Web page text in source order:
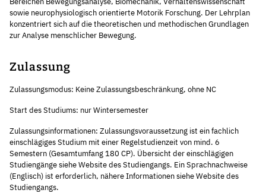
sowie neurophysiologisch orientierte Motorik Forschung. Der Lehrplan
konzentriert sich auf die theoretischen und methodischen Grundlagen
zur Analyse menschlicher Bewegung.
Zulassung
Zulassungsmodus: Keine Zulassungsbeschränkung, ohne NC
Start des Studiums: nur Wintersemester
Zulassungsinformationen: Zulassungsvoraussetzung ist ein fachlich
einschlägiges Studium mit einer Regelstudienzeit von mind. 6
Semestern (Gesamtumfang 180 CP). Übersicht der einschlägigen
Studiengänge siehe Website des Studiengangs. Ein Sprachnachweise
(Englisch) ist erforderlich, nähere Informationen siehe Website des
Studiengangs.